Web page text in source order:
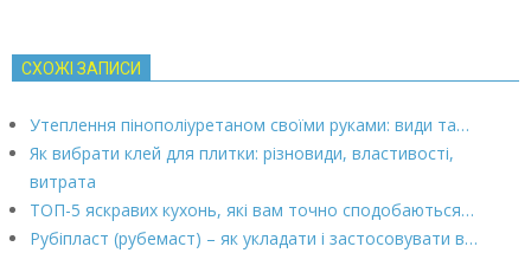
СХОЖІ ЗАПИСИ
Утеплення пінополіуретаном своїми руками: види та…
Як вибрати клей для плитки: різновиди, властивості,
витрата
ТОП-5 яскравих кухонь, які вам точно сподобаються…
Рубіпласт (рубемаст) – як укладати і застосовувати в…